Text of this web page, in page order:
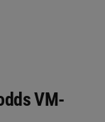
VM-